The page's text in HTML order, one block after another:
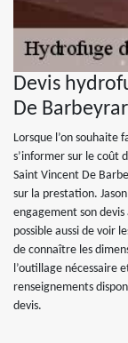
Devis
De
Lorsque l’on souhaite
s’informer sur le coût
Saint Vincent De
sur la prestation.
engagement son
possible aussi de voir
de connaître les
l’outillage nécessaire
renseignements
devis.